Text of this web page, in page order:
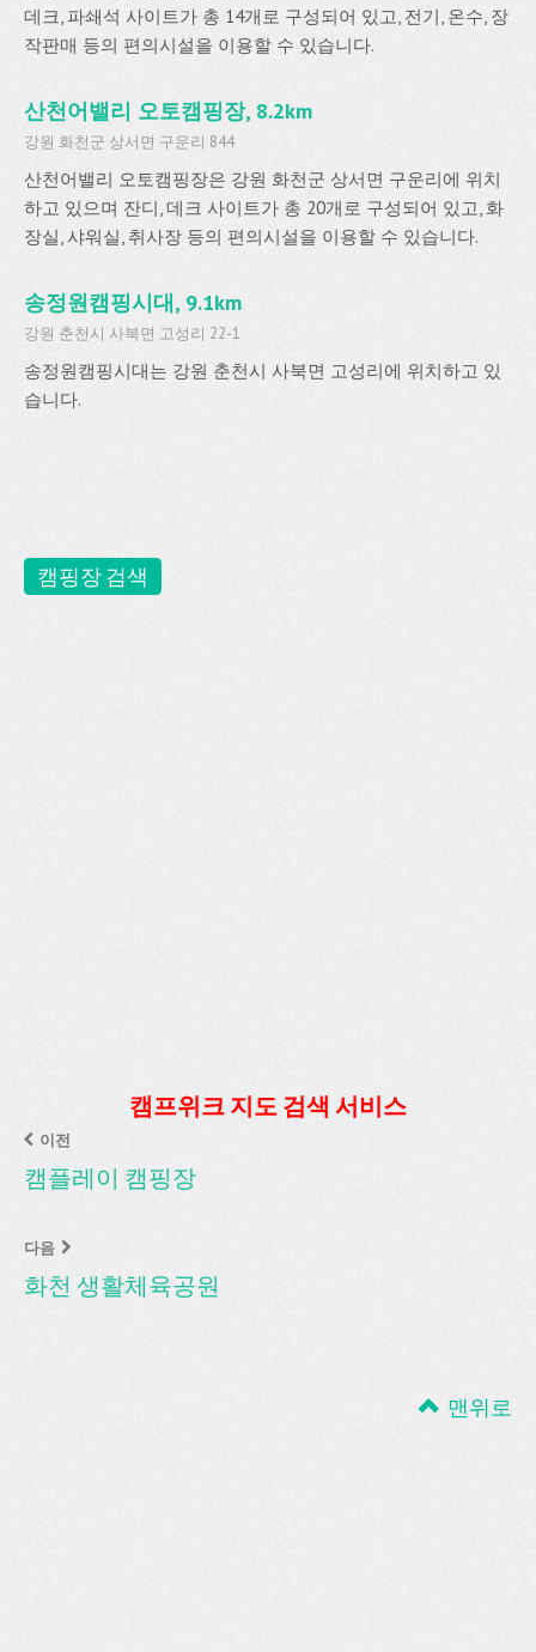
데크, 파쇄석 사이트가 총 14개로 구성되어 있고, 전기, 온수, 장
작판매 등의 편의시설을 이용할 수 있습니다.
산천어밸리 오토캠핑장, 8.2km
강원 화천군 상서면 구운리 844
산천어밸리 오토캠핑장은 강원 화천군 상서면 구운리에 위치
하고 있으며 잔디, 데크 사이트가 총 20개로 구성되어 있고, 화
장실, 샤워실, 취사장 등의 편의시설을 이용할 수 있습니다.
송정원캠핑시대, 9.1km
강원 춘천시 사북면 고성리 22-1
송정원캠핑시대는 강원 춘천시 사북면 고성리에 위치하고 있
습니다.
캠핑장 검색
캠프위크 지도 검색 서비스
이전
캠플레이 캠핑장
다음
화천 생활체육공원
맨위로